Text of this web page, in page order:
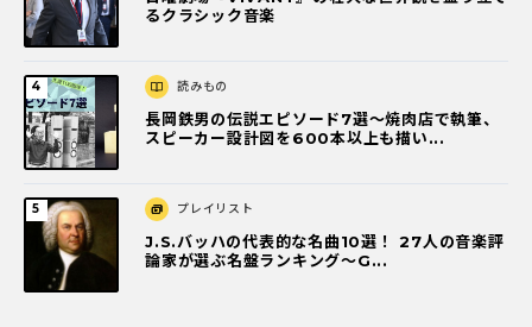
るクラシック音楽
読みもの
長岡鉄男の伝説エピソード7選〜焼肉店で執筆、
スピーカー設計図を600本以上も描い...
プレイリスト
J.S.バッハの代表的な名曲10選！ 27人の音楽評
論家が選ぶ名盤ランキング〜G...